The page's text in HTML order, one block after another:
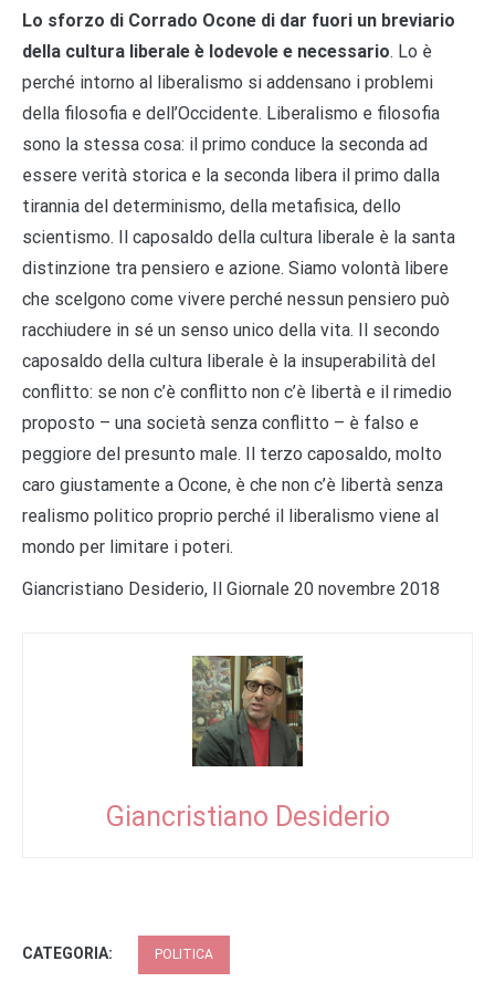
Lo sforzo di Corrado Ocone di dar fuori un breviario
della cultura liberale è lodevole e necessario. Lo è
perché intorno al liberalismo si addensano i problemi
della filosofia e dell’Occidente. Liberalismo e filosofia
sono la stessa cosa: il primo conduce la seconda ad
essere verità storica e la seconda libera il primo dalla
tirannia del determinismo, della metafisica, dello
scientismo. Il caposaldo della cultura liberale è la santa
distinzione tra pensiero e azione. Siamo volontà libere
che scelgono come vivere perché nessun pensiero può
racchiudere in sé un senso unico della vita. Il secondo
caposaldo della cultura liberale è la insuperabilità del
conflitto: se non c’è conflitto non c’è libertà e il rimedio
proposto – una società senza conflitto – è falso e
peggiore del presunto male. Il terzo caposaldo, molto
caro giustamente a Ocone, è che non c’è libertà senza
realismo politico proprio perché il liberalismo viene al
mondo per limitare i poteri.
Giancristiano Desiderio, Il Giornale 20 novembre 2018
Giancristiano Desiderio
CATEGORIA: POLITICA